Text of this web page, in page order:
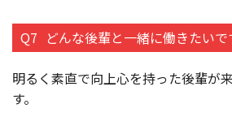
Q7 どんな後輩と一緒に働きたいで
明るく素直で向上心を持った後輩が
す。